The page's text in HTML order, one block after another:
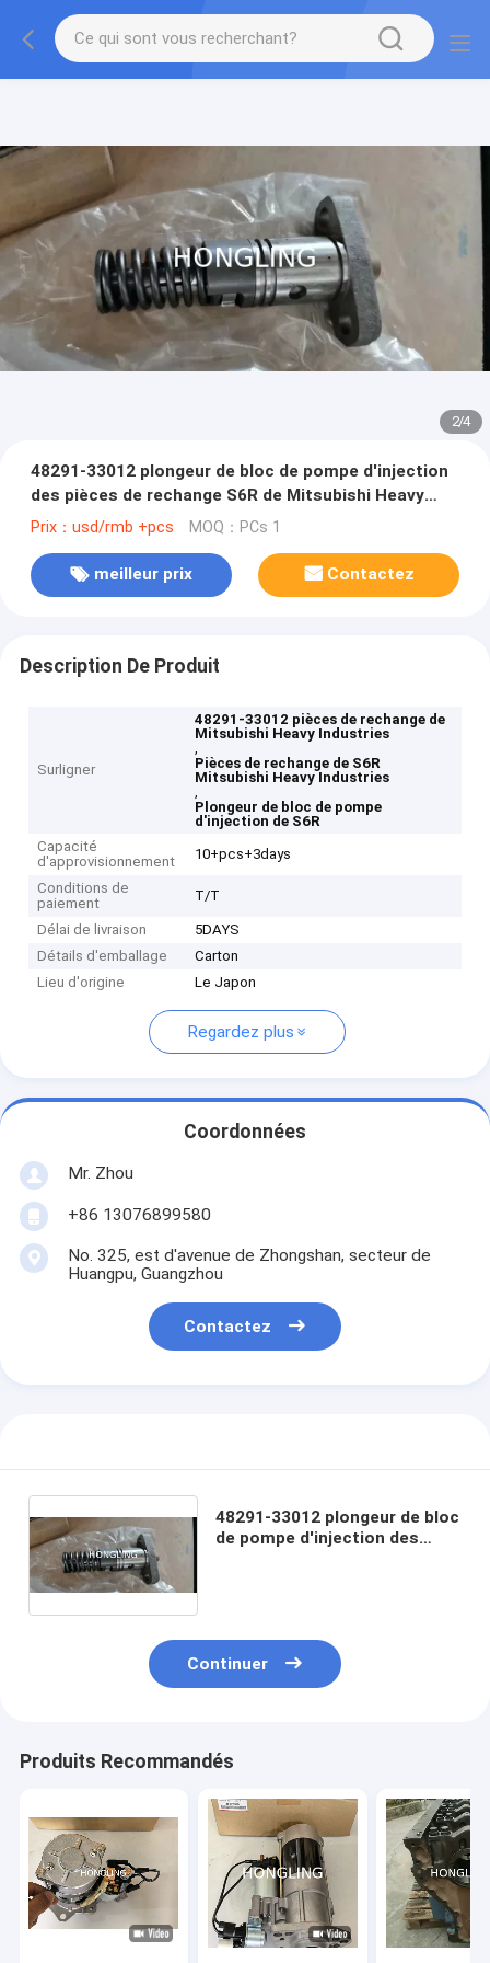
2/4
48291-33012 plongeur de bloc de pompe d'injection
des pièces de rechange S6R de Mitsubishi Heavy
Industries
Prix：usd/rmb +pcs MOQ：PCs 1
meilleur prix Contactez
Description De Produit
Surligner
48291-33012 pièces de rechange de
Mitsubishi Heavy Industries
,
Pièces de rechange de S6R
Mitsubishi Heavy Industries
,
Plongeur de bloc de pompe
d'injection de S6R
Capacité
d'approvisionnement
10+pcs+3days
Conditions de
paiement
T/T
Délai de livraison
5DAYS
Détails d'emballage
Carton
Lieu d'origine
Le Japon
Regardez plus
Coordonnées
Mr. Zhou
+86 13076899580
No. 325, est d'avenue de Zhongshan, secteur de
Huangpu, Guangzhou
Contactez
48291-33012 plongeur de bloc
de pompe d'injection des
Continuer
Produits Recommandés